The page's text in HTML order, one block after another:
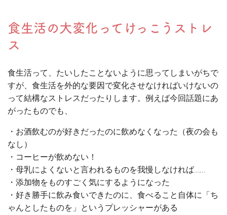
食生活の大変化ってけっこうストレ
ス
食生活って、たいしたことないように思ってしまいがちで
すが、食生活を外的な要因で変化させなければいけないの
って結構なストレスだったりします。例えば今回話題にあ
がったものでも、
・お酒飲むのが好きだったのに飲めなくなった（夜の会も
なし）
・コーヒーが飲めない！
・母乳によくないと言われるものを我慢しなければ……
・添加物をものすごく気にするようになった
・好き勝手に飲み食いできたのに、食べること自体に「ち
ゃんとしたものを」というプレッシャーがある